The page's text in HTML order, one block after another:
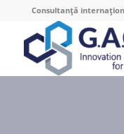
Consultanță